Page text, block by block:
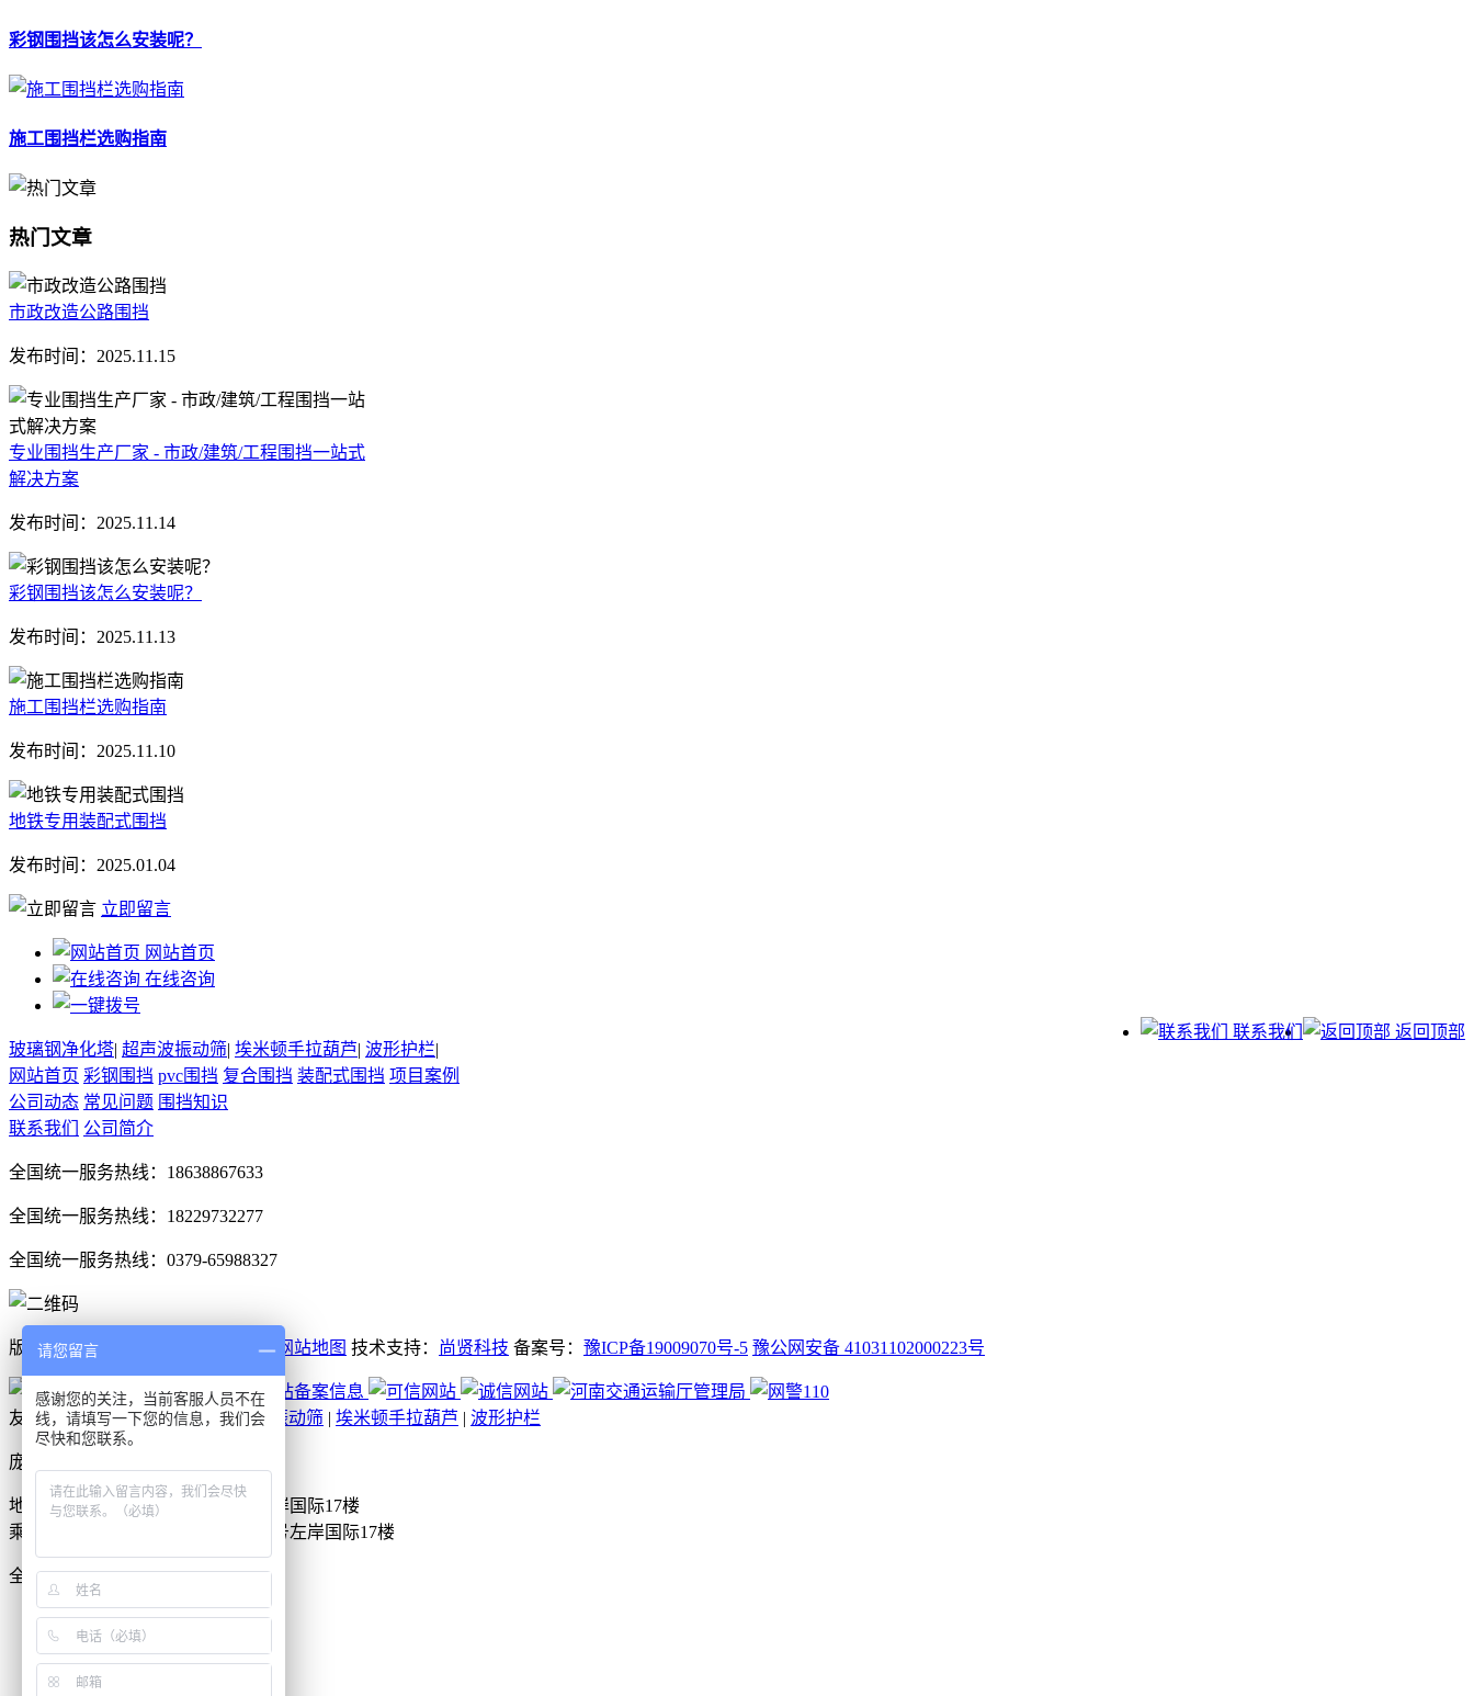
彩钢围挡该怎么安装呢？
施工围挡栏选购指南
热门文章
市政改造公路围挡
发布时间： 2025.11.15
专业围挡生产厂家 - 市政/建筑/工程围挡一站式
解决方案
发布时间： 2025.11.14
彩钢围挡该怎么安装呢？
发布时间： 2025.11.13
施工围挡栏选购指南
发布时间： 2025.11.10
地铁专用装配式围挡
发布时间： 2025.01.04
立即留言
网站首页
在线咨询
返回顶部
联系我们
玻璃钢净化塔| 超声波振动筛| 埃米顿手拉葫芦| 波形护栏|
网站首页 彩钢围挡 pvc围挡 复合围挡 装配式围挡 项目案例
公司动态 常见问题 围挡知识
联系我们
公司简介
全国统一服务热线：18638867633
全国统一服务热线：18229732277
全国统一服务热线：0379-65988327
版权所有：庞景实业洛阳围挡厂家 网站地图 技术支持： 尚贤科技 备案号： 豫ICP备19009070号-5 豫公网安备 41031102000223号
友情链接： 玻璃钢净化塔 超声波振动筛 | 埃米顿手拉葫芦 | 波形护栏
庞景实业洛阳围挡厂家
地址：洛阳市洛龙区美茵街16号左岸国际17楼
乘车路线：洛阳市洛龙区美茵街16号左岸国际17楼
全国24小时服务热线18638867633
电话
短信
地图
请您留言
感谢您的关注，当前客服人员不在
线，请填写一下您的信息，我们会
尽快和您联系。